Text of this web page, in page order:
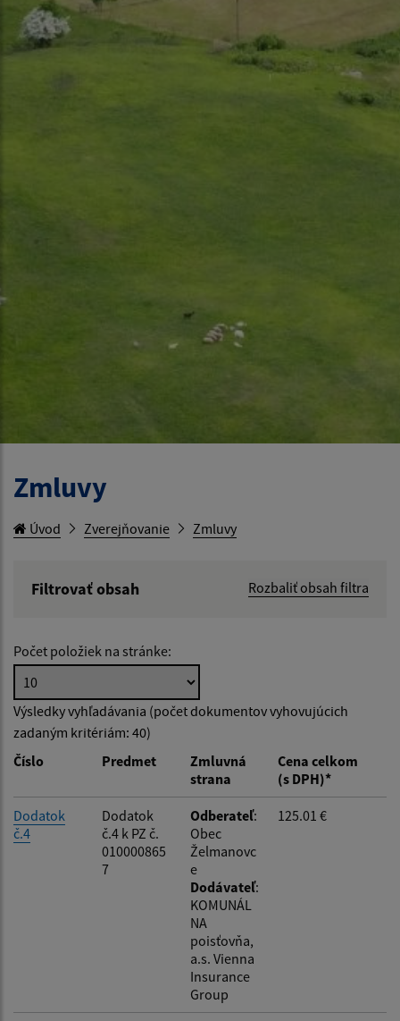
Zmluvy
Úvod Zverejňovanie Zmluvy
Filtrovať obsah
Rozbaliť obsah filtra
Hľadať v:
Typ dátumu:
Dátum od:
Počet položiek na stránke:
Výsledky vyhľadávania (počet dokumentov vyhovujúcich
zadaným kritériám: 40)
Číslo
Predmet
Zmluvná
strana
Cena celkom
(s DPH)*
Dodatok
č.4
Dodatok
č.4 k PZ č.
010000865
7
Odberateľ:
Obec
Želmanovc
e
Dodávateľ:
KOMUNÁL
NA
poisťovňa,
a.s. Vienna
Insurance
Group
125.01 €